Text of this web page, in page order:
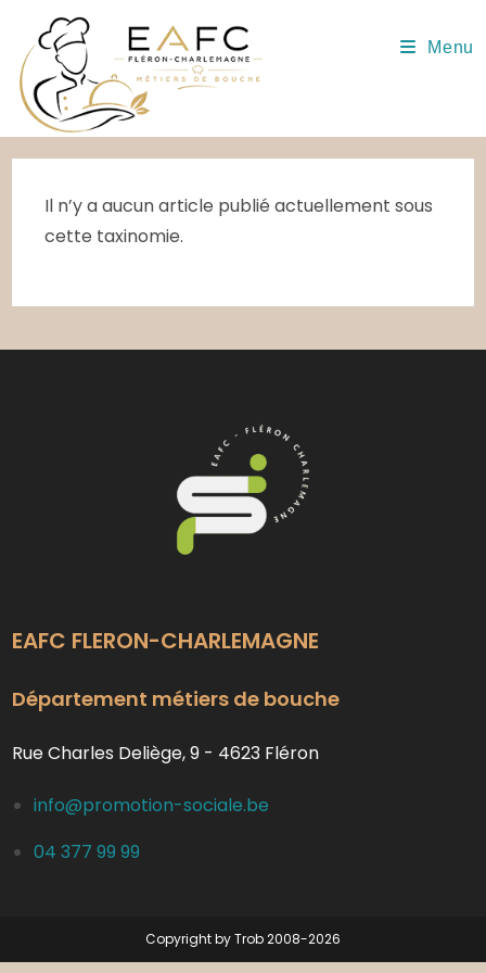
content
Menu
Il n’y a aucun article publié actuellement sous
cette taxinomie.
EAFC FLERON-CHARLEMAGNE
Département métiers de bouche
Rue Charles Deliège, 9 - 4623 Fléron
info@promotion-sociale.be
04 377 99 99
Copyright by Trob 2008-2026